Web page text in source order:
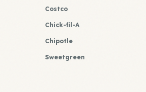
Costco
Chick-fil-A
Chipotle
Sweetgreen